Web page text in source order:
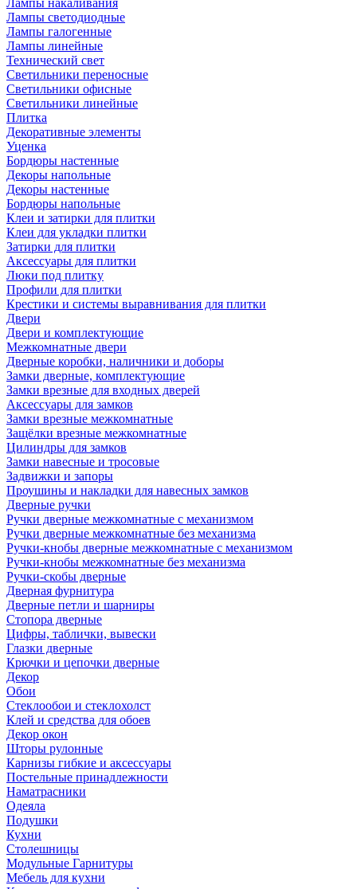
Лампы накаливания
Лампы светодиодные
Лампы галогенные
Лампы линейные
Технический свет
Светильники переносные
Светильники офисные
Светильники линейные
Плитка
Декоративные элементы
Уценка
Бордюры настенные
Декоры напольные
Декоры настенные
Бордюры напольные
Клеи и затирки для плитки
Клеи для укладки плитки
Затирки для плитки
Аксессуары для плитки
Люки под плитку
Профили для плитки
Крестики и системы выравнивания для плитки
Двери
Двери и комплектующие
Межкомнатные двери
Дверные коробки, наличники и доборы
Замки дверные, комплектующие
Замки врезные для входных дверей
Аксессуары для замков
Замки врезные межкомнатные
Защёлки врезные межкомнатные
Цилиндры для замков
Замки навесные и тросовые
Задвижки и запоры
Проушины и накладки для навесных замков
Дверные ручки
Ручки дверные межкомнатные с механизмом
Ручки дверные межкомнатные без механизма
Ручки-кнобы дверные межкомнатные с механизмом
Ручки-кнобы межкомнатные без механизма
Ручки-скобы дверные
Дверная фурнитура
Дверные петли и шарниры
Стопора дверные
Цифры, таблички, вывески
Глазки дверные
Крючки и цепочки дверные
Декор
Обои
Стеклообои и стеклохолст
Клей и средства для обоев
Декор окон
Шторы рулонные
Карнизы гибкие и аксессуары
Постельные принадлежности
Наматрасники
Одеяла
Подушки
Кухни
Столешницы
Модульные Гарнитуры
Мебель для кухни